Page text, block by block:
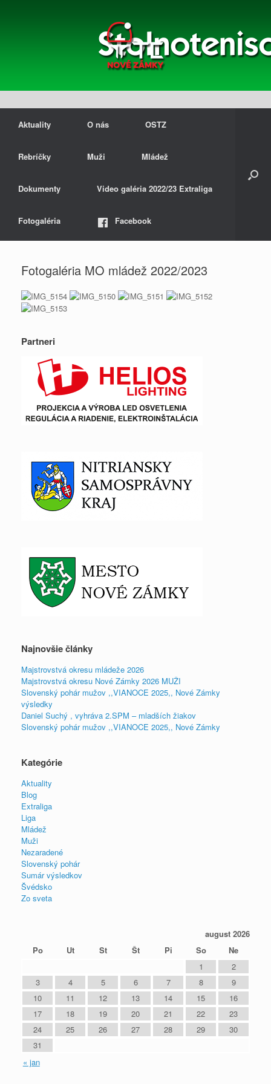
Aktuality O nás OSTZ
Rebríčky Muži Mládež
Dokumenty Video galéria 2022/23 Extraliga
Fotogaléria Facebook
Fotogaléria MO mládež 2022/2023
Partneri
Najnovšie články
Majstrovstvá okresu mládeže 2026
Majstrovstvá okresu Nové Zámky 2026 MUŽI
Slovenský pohár mužov ,,VIANOCE 2025,, Nové Zámky
výsledky
Daniel Suchý , vyhráva 2.SPM – mladších žiakov
Slovenský pohár mužov ,,VIANOCE 2025,, Nové Zámky
Kategórie
Aktuality
Blog
Extraliga
Liga
Mládež
Muži
Nezaradené
Slovenský pohár
Sumár výsledkov
Švédsko
Zo sveta
august 2026
Po
Ut St Št Pi So Ne
« jan
1
2
3
4 5 6 7 8
9
10
11 12 13 14 15
16
17
18 19 20 21 22
23
24
25 26 27 28 29
30
31